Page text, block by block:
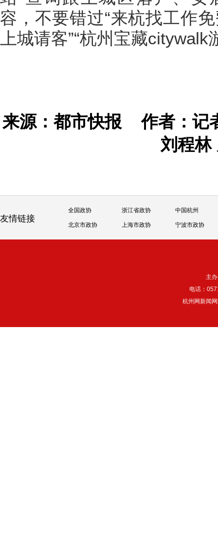
容，不要错过“来杭找工作
上城请客”“杭州宝藏citywalk
来源：都市快报作者：记
刘程
友情链接
全国政协 浙江省政协 中国杭州
北京市政协 上海市政协 宁波市政协
主
电话：
杭州网新闻